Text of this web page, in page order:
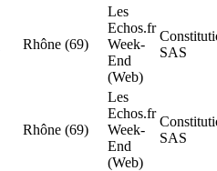
Rhône (69)
Les
Echos.fr
Week-
End
(Web)
SAS
Rhône (69)
Les
Echos.fr
Week-
End
(Web)
SAS